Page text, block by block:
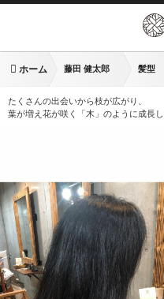
ホーム 藤田 健太郎 髪型
たくさんの出会いから枝が広がり、
葉が増え花が咲く「木」のように成長